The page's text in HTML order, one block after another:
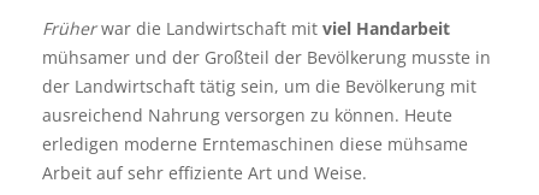
Früherwar die Landwirtschaft mit viel Handarbeit
mühsamer und der Großteil der Bevölkerung musste in
der Landwirtschaft tätig sein, um die Bevölkerung mit
ausreichend Nahrung versorgen zu können. Heute
erledigen moderne Erntemaschinen diese mühsame
Arbeit auf sehr effiziente Art und Weise.